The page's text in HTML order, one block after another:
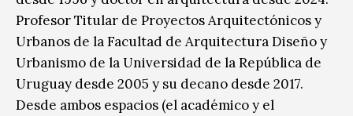
Profesor Titular de Proyectos Arquitectónicos y
Urbanos de la Facultad de Arquitectura Diseño y
Urbanismo de la Universidad de la República de
Uruguay desde 2005 y su decano desde 2017.
Desde ambos espacios (el académico y el